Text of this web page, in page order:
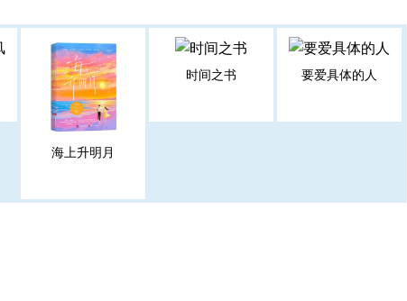
海上升明月
时间之书 要爱具体的人